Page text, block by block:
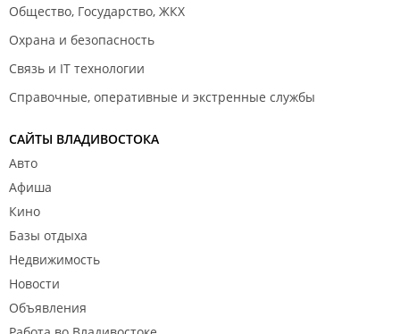
Общество, Государство, ЖКХ
Охрана и безопасность
Связь и IT технологии
Справочные, оперативные и экстренные службы
САЙТЫ ВЛАДИВОСТОКА
Авто
Афиша
Кино
Базы отдыха
Недвижимость
Новости
Объявления